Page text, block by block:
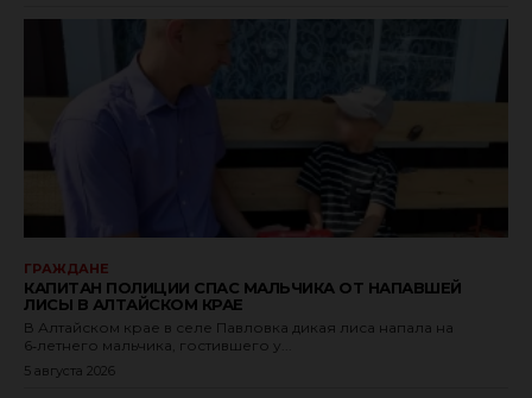
ГРАЖДАНЕ
КАПИТАН ПОЛИЦИИ СПАС МАЛЬЧИКА ОТ НАПАВШЕЙ
ЛИСЫ В АЛТАЙСКОМ КРАЕ
В Алтайском крае в селе Павловка дикая лиса напала на
6‑летнего мальчика, гостившего у...
5 августа 2026